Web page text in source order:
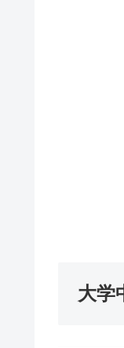
大学